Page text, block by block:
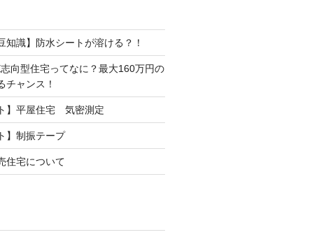
知識】防水シートが溶ける？！
志向型住宅ってなに？最大160万円の
チャンス！
】平屋住宅 気密測定
】制振テープ
住宅について